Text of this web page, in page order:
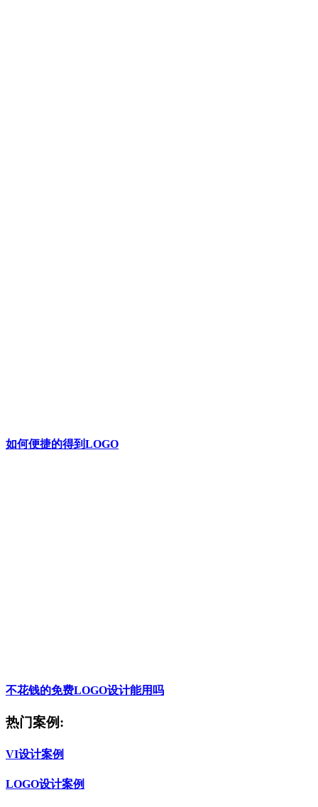
如何便捷的得到LOGO
不花钱的免费LOGO设计能用吗
热门案例:
VI设计案例
LOGO设计案例